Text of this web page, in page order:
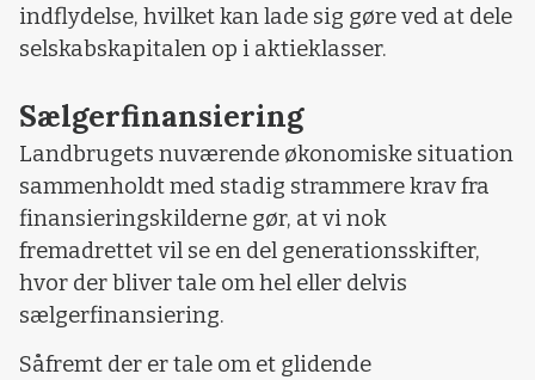
indflydelse, hvilket kan lade sig gøre ved at dele
selskabskapitalen op i aktieklasser.
Sælgerfinansiering
Landbrugets nuværende økonomiske situation
sammenholdt med stadig strammere krav fra
finansieringskilderne gør, at vi nok
fremadrettet vil se en del generationsskifter,
hvor der bliver tale om hel eller delvis
sælgerfinansiering.
Såfremt der er tale om et glidende